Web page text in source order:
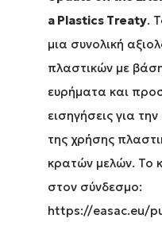
a Plastics Treaty.
μια συνολική
πλαστικών με
ευρήματα και
εισηγήσεις για
της χρήσης
κρατών μελών. Το
στον σύνδεσμο:
https://easac.eu/